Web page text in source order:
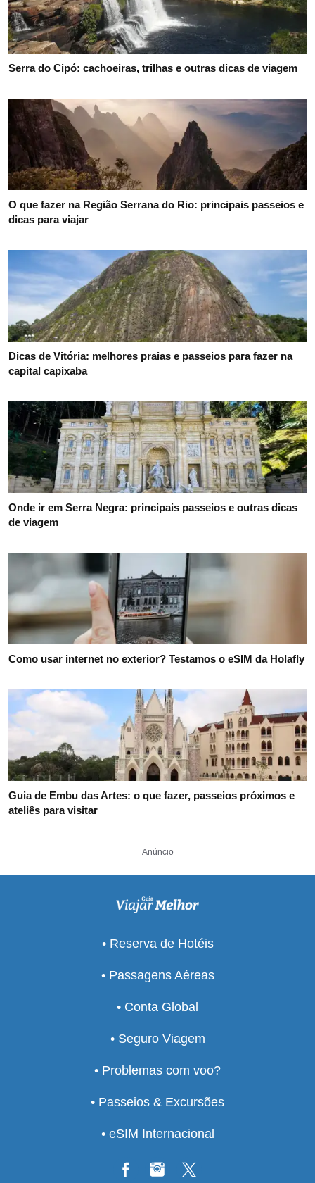
Serra do Cipó: cachoeiras, trilhas e outras dicas de viagem
O que fazer na Região Serrana do Rio: principais passeios e
dicas para viajar
Dicas de Vitória: melhores praias e passeios para fazer na
capital capixaba
Onde ir em Serra Negra: principais passeios e outras dicas
de viagem
Como usar internet no exterior? Testamos o eSIM da Holafly
Guia de Embu das Artes: o que fazer, passeios próximos e
ateliês para visitar
Anúncio
• Reserva de Hotéis
• Passagens Aéreas
• Conta Global
• Seguro Viagem
• Problemas com voo?
• Passeios & Excursões
• eSIM Internacional